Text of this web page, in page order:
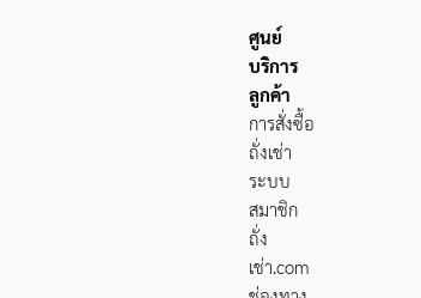
ศูนย์
บริการ
ลูกค้า
การสั่งซื้อ
ถั่งเช่า
ระบบ
สมาชิก
ถั่ง
เช่า.com